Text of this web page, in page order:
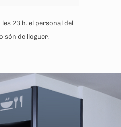
23 h. el personal del
són de lloguer.